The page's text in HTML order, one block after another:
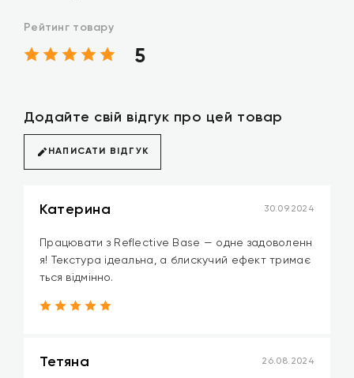
Рейтинг товару
5
Додайте свій відгук про цей товар
НАПИСАТИ ВІДГУК
Катерина 30.09.2024
Працювати з Reflective Base — одне задоволенн
я! Текстура ідеальна, а блискучий ефект тримає
ться відмінно.
Тетяна 26.08.2024